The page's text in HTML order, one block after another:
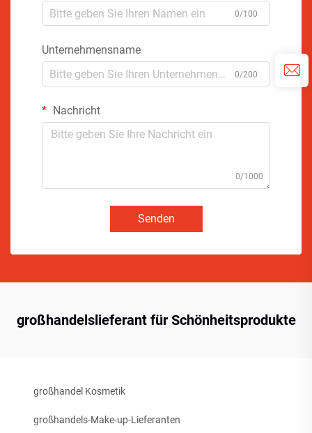
0/100
Unternehmensname
0/200
Nachricht
0/1000
Senden
großhandelslieferant für Schönheitsprodukte
großhandel Kosmetik
großhandels-Make-up-Lieferanten